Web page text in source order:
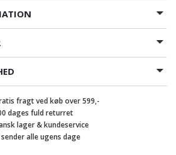
fragt ved køb over 599,-
dages fuld returret
lager & kundeservice
sender alle ugens dage